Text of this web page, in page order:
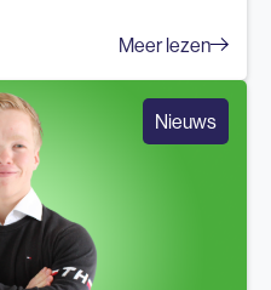
Meer lezen
Nieuws